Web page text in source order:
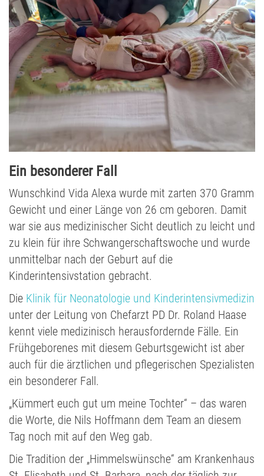
Ein besonderer Fall
Wunschkind Vida Alexa wurde mit zarten 370 Gramm
Gewicht und einer Länge von 26 cm geboren. Damit
war sie aus medizinischer Sicht deutlich zu leicht und
zu klein für ihre Schwangerschaftswoche und wurde
unmittelbar nach der Geburt auf die
Kinderintensivstation gebracht.
Die Klinik für Neonatologie und Kinderintensivmedizin
unter der Leitung von Chefarzt PD Dr. Roland Haase
kennt viele medizinisch herausfordernde Fälle. Ein
Frühgeborenes mit diesem Geburtsgewicht ist aber
auch für die ärztlichen und pflegerischen Spezialisten
ein besonderer Fall.
„Kümmert euch gut um meine Tochter“ – das waren
die Worte, die Nils Hoffmann dem Team an diesem
Tag noch mit auf den Weg gab.
Die Tradition der „Himmelswünsche“ am Krankenhaus